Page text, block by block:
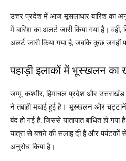
उत्तर प्रदेश में आज मूसलाधार बारिश
में बारिश का अलर्ट जारी किया गया है। वहीं,
अलर्ट जारी किया गया है, जबकि कुछ जगहों
पहाड़ी इलाकों में भूस्खलन का
जम्मू-कश्मीर, हिमाचल प्रदेश और उत्तराखंड
ने तबाही मचाई हुई है। भूस्खलन और
बंद हो गई हैं, जिससे यातायात बाधित हो
यात्रा से बचने की सलाह दी है और पर्यटकों
अनुरोध किया है।